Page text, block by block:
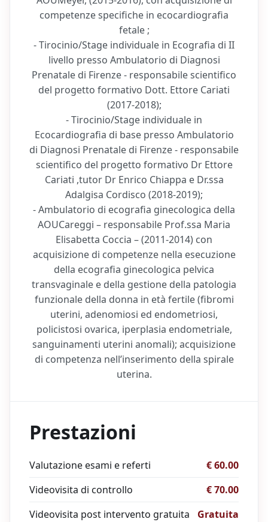
competenze specifiche in ecocardiografia
fetale ;
- Tirocinio/Stage individuale in Ecografia di II
livello presso Ambulatorio di Diagnosi
Prenatale di Firenze - responsabile scientifico
del progetto formativo Dott. Ettore Cariati
(2017-2018);
- Tirocinio/Stage individuale in
Ecocardiografia di base presso Ambulatorio
di Diagnosi Prenatale di Firenze - responsabile
scientifico del progetto formativo Dr Ettore
Cariati ,tutor Dr Enrico Chiappa e Dr.ssa
Adalgisa Cordisco (2018-2019);
- Ambulatorio di ecografia ginecologica della
AOUCareggi – responsabile Prof.ssa Maria
Elisabetta Coccia – (2011-2014) con
acquisizione di competenze nella esecuzione
della ecografia ginecologica pelvica
transvaginale e della gestione della patologia
funzionale della donna in età fertile (fibromi
uterini, adenomiosi ed endometriosi,
policistosi ovarica, iperplasia endometriale,
sanguinamenti uterini anomali); acquisizione
di competenza nell’inserimento della spirale
uterina.
Prestazioni
Valutazione esami e referti
€ 60.00
Videovisita di controllo
€ 70.00
Videovisita post intervento gratuita
Gratuita